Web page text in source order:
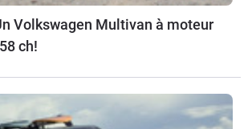
Volkswagen Multivan à moteur
ch!